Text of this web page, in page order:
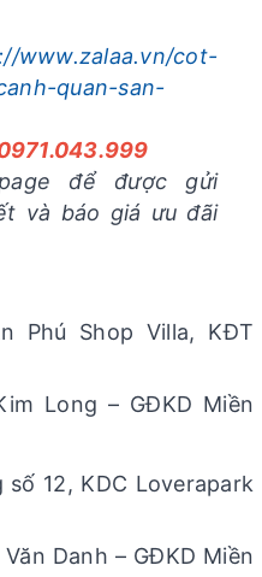
www.zalaa.vn/cot-
quan-san-
để được gửi
và báo giá ưu đãi
Phú Shop Villa, KĐT
Long – GĐKD Miền
số 12, KDC Loverapark
Danh – GĐKD Miền